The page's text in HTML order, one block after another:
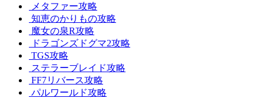
メタファー攻略
知恵のかりもの攻略
魔女の泉R攻略
ドラゴンズドグマ2攻略
TGS攻略
ステラーブレイド攻略
FF7リバース攻略
パルワールド攻略